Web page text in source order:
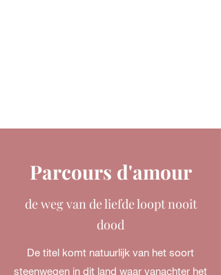
Parcours d'amour
de weg van de liefde loopt nooit
dood
De titel komt natuurlijk van het soort
steenwegen in dit land waar vanachter het